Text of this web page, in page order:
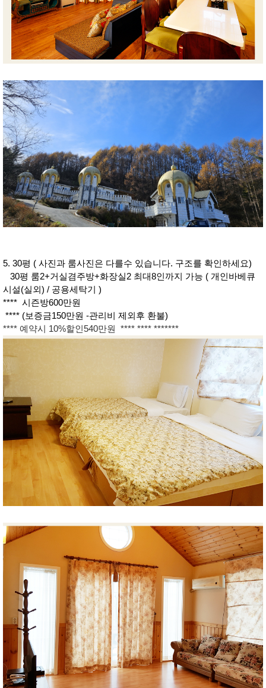
5. 30평 ( 사진과 룸사진은 다를수 있습니다. 구조를 확인하세요)
30평 룸2+거실겸주방+화장실2 최대8인까지 가능 ( 개인바베큐
시설(실외) / 공용세탁기 )
**** 시즌방600만원
**** (보증금150만원 -관리비 제외후 환불)
**** 예약시 10%할인540만원 **** **** *******